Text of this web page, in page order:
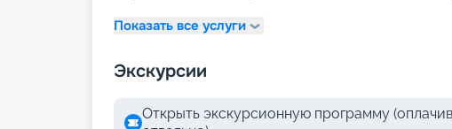
Показать все услуги
Экскурсии
Открыть экскурсионную программу